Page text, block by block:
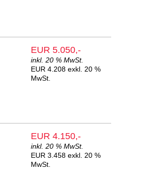
EUR 5.050,-
inkl. 20 % MwSt.
EUR 4.208 exkl. 20 %
MwSt.
EUR 4.150,-
inkl. 20 % MwSt.
EUR 3.458 exkl. 20 %
MwSt.